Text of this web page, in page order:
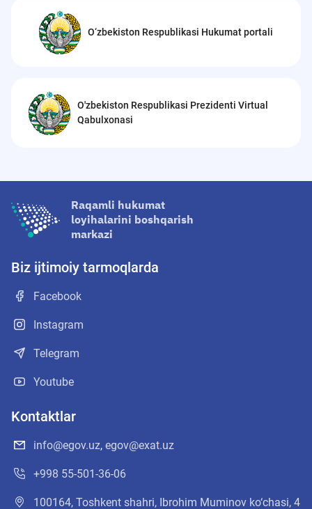
O‘zbekiston Respublikasi Hukumat portali
O'zbekiston Respublikasi Prezidenti Virtual
Qabulxonasi
Raqamli hukumat
loyihalarini boshqarish
markazi
Biz ijtimoiy tarmoqlarda
Facebook
Instagram
Telegram
Youtube
Kontaktlar
info@egov.uz, egov@exat.uz
+998 55-501-36-06
100164, Toshkent shahri, Ibrohim Muminov ko‘chasi, 4